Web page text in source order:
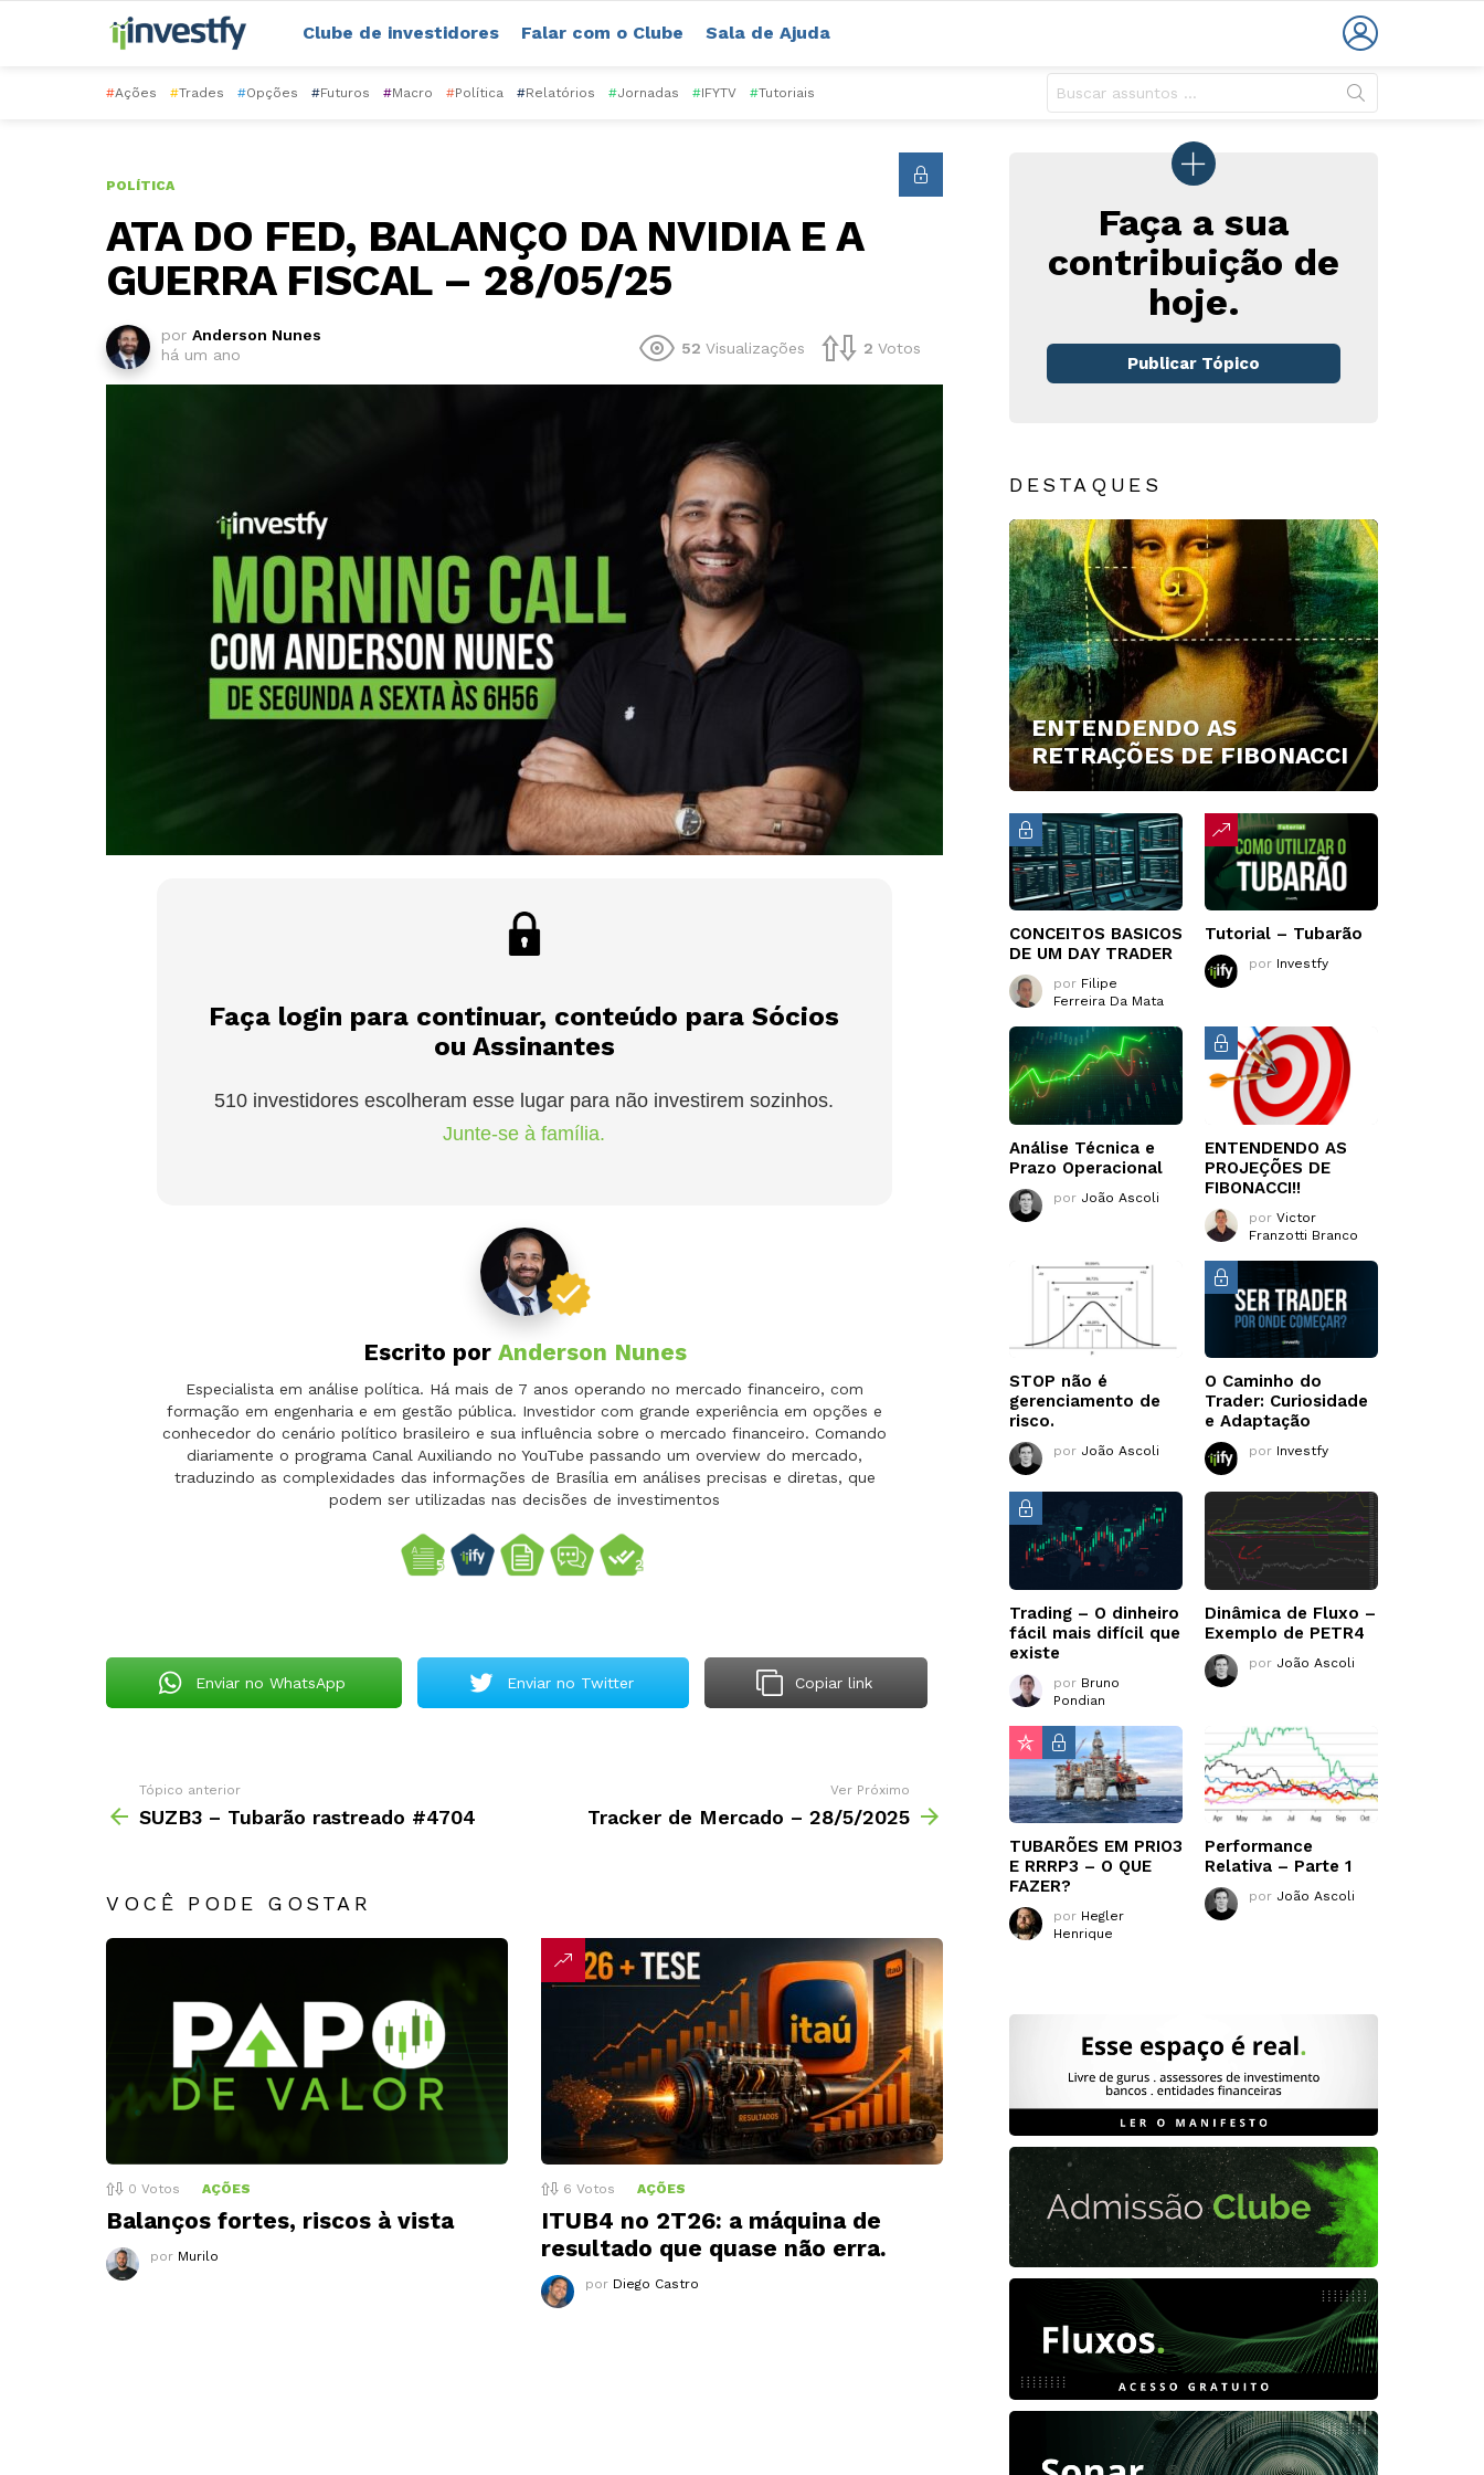
Clube de investidores Falar com o Clube Sala de Ajuda
#Ações #Trades #Opções #Futuros #Macro #Política #Relatórios #Jornadas #IFYTV #Tutoriais
POLÍTICA
ATA DO FED, BALANÇO DA NVIDIA E A
GUERRA FISCAL – 28/05/25
por Anderson Nunes
há um ano
52 Visualizações 2 Votos
Faça login para continuar, conteúdo para Sócios
ou Assinantes
510 investidores escolheram esse lugar para não investirem sozinhos.
Junte-se à família.
Escrito por Anderson Nunes
Especialista em análise política. Há mais de 7 anos operando no mercado financeiro, com
formação em engenharia e em gestão pública. Investidor com grande experiência em opções e
conhecedor do cenário político brasileiro e sua influência sobre o mercado financeiro. Comando
diariamente o programa Canal Auxiliando no YouTube passando um overview do mercado,
traduzindo as complexidades das informações de Brasília em análises precisas e diretas, que
podem ser utilizadas nas decisões de investimentos
Enviar no WhatsApp Enviar no Twitter Copiar link
Tópico anterior
SUZB3 – Tubarão rastreado #4704
Ver Próximo
Tracker de Mercado – 28/5/2025
VOCÊ PODE GOSTAR
0 Votos AÇÕES
Balanços fortes, riscos à vista
por Murilo
6 Votos AÇÕES
ITUB4 no 2T26: a máquina de
resultado que quase não erra.
por Diego Castro
Faça a sua
contribuição de
hoje.
Publicar Tópico
DESTAQUES
ENTENDENDO AS
RETRAÇÕES DE FIBONACCI
CONCEITOS BASICOS
DE UM DAY TRADER
por Filipe
Ferreira Da Mata
Tutorial – Tubarão
por Investfy
Análise Técnica e
Prazo Operacional
por João Ascoli
ENTENDENDO AS
PROJEÇÕES DE
FIBONACCI!!
por Victor
Franzotti Branco
STOP não é
gerenciamento de
risco.
por João Ascoli
O Caminho do
Trader: Curiosidade
e Adaptação
por Investfy
Trading – O dinheiro
fácil mais difícil que
existe
por Bruno
Pondian
Dinâmica de Fluxo –
Exemplo de PETR4
por João Ascoli
TUBARÕES EM PRIO3
E RRRP3 – O QUE
FAZER?
por Hegler
Henrique
Performance
Relativa – Parte 1
por João Ascoli